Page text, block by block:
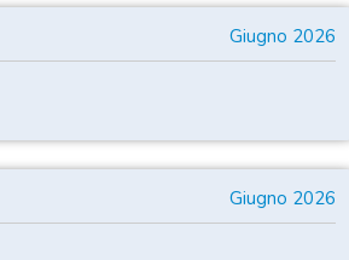
Giugno 2026
Giugno 2026